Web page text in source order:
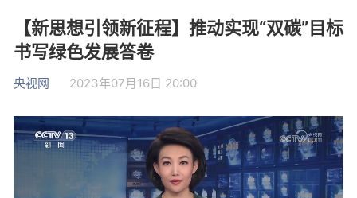
【新思想引领新征程】推动实现“双碳”目标
书写绿色发展答卷
央视网 2023年07月16日 20:00